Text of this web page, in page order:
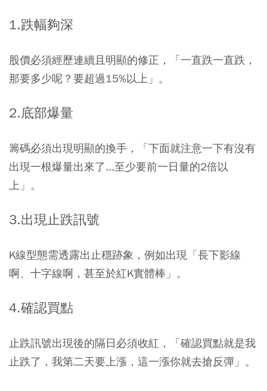
1.跌幅夠深
股價必須經歷連續且明顯的修正，「一直跌一直跌，
那要多少呢？要超過15%以上」。
2.底部爆量
籌碼必須出現明顯的換手，「下面就注意一下有沒有
出現一根爆量出來了...至少要前一日量的2倍以
上」。
3.出現止跌訊號
K線型態需透露出止穩跡象，例如出現「長下影線
啊、十字線啊，甚至於紅K實體棒」。
4.確認買點
止跌訊號出現後的隔日必須收紅，「確認買點就是我
止跌了，我第二天要上漲，這一漲你就去搶反彈」。